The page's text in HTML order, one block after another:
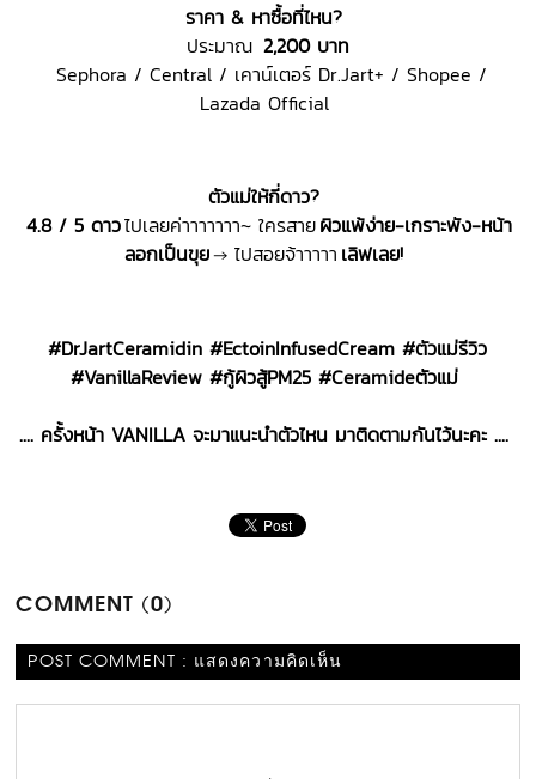
ราคา & หาซื้อที่ไหน?
ประมาณ 2,200 บาท
Sephora / Central / เคาน์เตอร์ Dr.Jart+ / Shopee /
Lazada Official
ตัวแม่ให้กี่ดาว?
4.8 / 5ดาวไปเลยค่าาาาาาา~ ใครสายผิวแพ้ง่าย-เกราะพัง-หน้า
ลอกเป็นขุย→ ไปสอยจ้าาาาา เลิฟเลย!
#DrJartCeramidin #EctoinInfusedCream #ตัวแม่รีวิว
#VanillaReview #กู้ผิวสู้PM25 #Ceramideตัวแม่
.... ครั้งหน้าVANILLAจะมาแนะนำตัวไหน มาติดตามกันไว้นะคะ ....
COMMENT (0)
POST COMMENT : แสดงความคิดเห็น